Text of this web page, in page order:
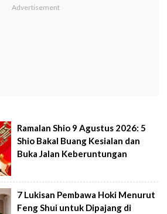
Ramalan Shio 9 Agustus 2026: 5
Shio Bakal Buang Kesialan dan
Buka Jalan Keberuntungan
7 Lukisan Pembawa Hoki Menurut
Feng Shui untuk Dipajang di